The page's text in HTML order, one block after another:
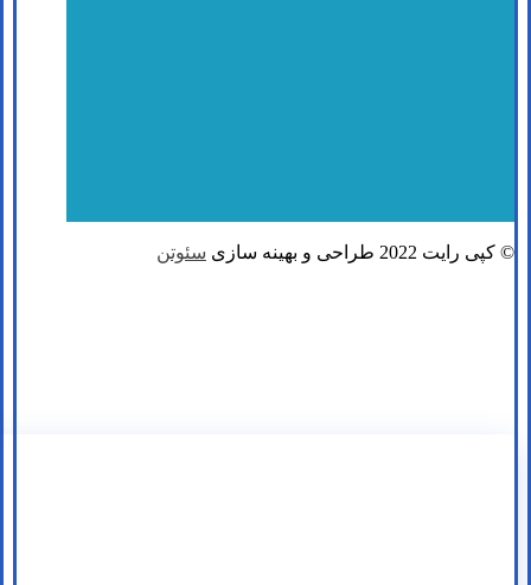
© کپی رایت 2022 طراحی و بهینه سازی سئوتن